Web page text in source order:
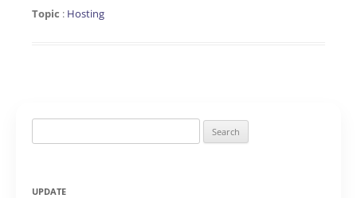
Topic : Hosting
for:
UPDATE